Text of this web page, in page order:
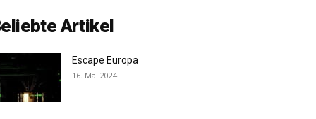
Artikel
Escape Europa
16. Mai 2024